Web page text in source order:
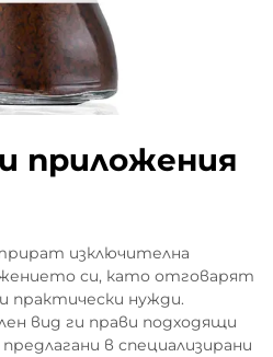
приложения
изключителна
си, като отговарят
практически нужди.
вид ги прави подходящи
в специализирани